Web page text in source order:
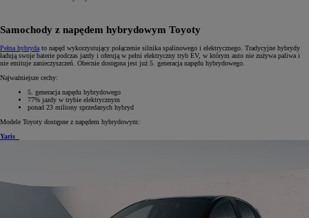
Samochody z napędem hybrydowym Toyoty
Pełna hybryda to napęd wykorzystujący połączenie silnika spalinowego i elektrycznego. Tradycyjne hybrydy
ładują swoje baterie podczas jazdy i oferują w pełni elektryczny tryb EV, w którym auto nie zużywa paliwa i
nie emituje zanieczyszczeń. Obecnie dostępna jest już 5. generacja napędu hybrydowego.
Najważniejsze cechy:
5. generacja napędu hybrydowego
77% jazdy w trybie elektrycznym
ponad 23 miliony sprzedanych hybryd
Modele Toyoty dostępne z napędem hybrydowym:
Yaris